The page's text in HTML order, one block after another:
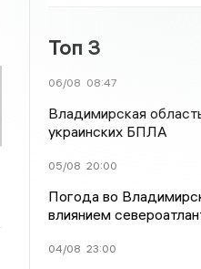
Топ 3
06/08 08:47
Владимирская
украинских БПЛА
05/08 20:00
Погода во
влиянием
04/08 23:00